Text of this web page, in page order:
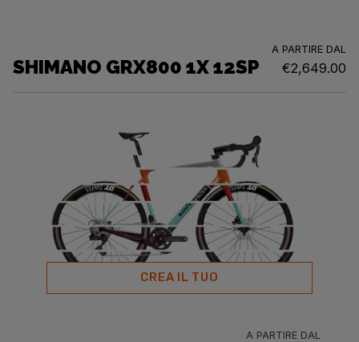
SHIMANO GRX800 1X 12SP
A PARTIRE DAL
€2,649.00
CREA IL TUO
A PARTIRE DAL